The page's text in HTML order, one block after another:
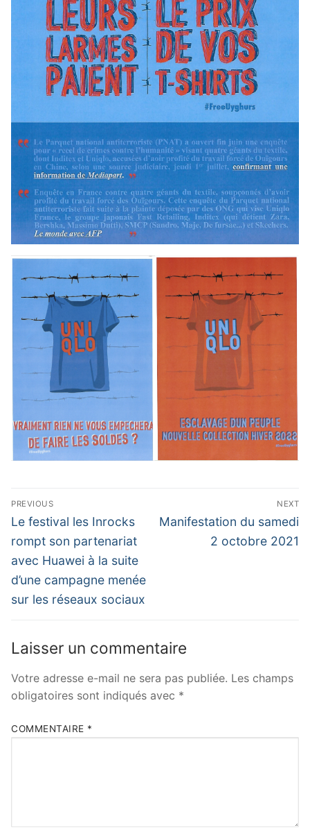
Navigation
de
l’article
PREVIOUS
Previous
post:
Le festival les Inrocks
rompt son partenariat
avec Huawei à la suite
d’une campagne menée
sur les réseaux sociaux
NEXT
Next
Manifestation du samedi
2 octobre 2021
Laisser un commentaire
Votre adresse e-mail ne sera pas publiée. Les champs
obligatoires sont indiqués avec *
COMMENTAIRE *